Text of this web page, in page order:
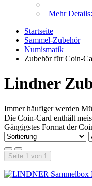
Mehr Details:
Startseite
Sammel-Zubehör
Numismatik
Zubehör für Coin-
Lindner
Immer häufiger werden
Die Coin-Card enthält
Gängigstes Format der
Seite 1 von 1